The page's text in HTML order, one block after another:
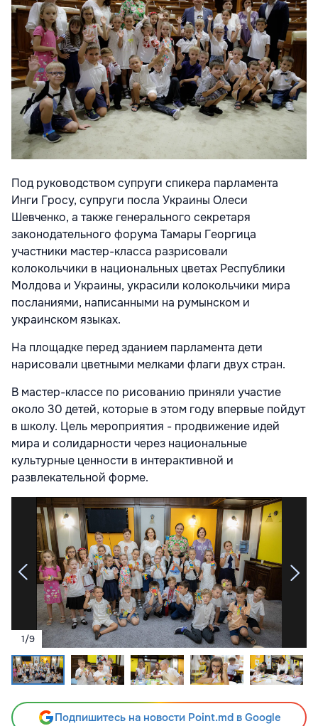
Под руководством супруги спикера парламента
Инги Гросу, супруги посла Украины Олеси
Шевченко, а также генерального секретаря
законодательного форума Тамары Георгица
участники мастер-класса разрисовали
колокольчики в национальных цветах Республики
Молдова и Украины, украсили колокольчики мира
посланиями, написанными на румынском и
украинском языках.
На площадке перед зданием парламента дети
нарисовали цветными мелками флаги двух стран.
В мастер-классе по рисованию приняли участие
около 30 детей, которые в этом году впервые пойдут
в школу. Цель мероприятия - продвижение идей
мира и солидарности через национальные
культурные ценности в интерактивной и
развлекательной форме.
1/9
Подпишитесь на новости Point.md в Google